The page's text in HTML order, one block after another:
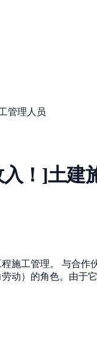
管理人员
！]土建
施工管理。 与合作
动）的角色。由于